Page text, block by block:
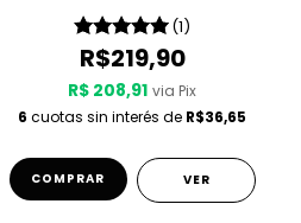
(1)
R$219,90
R$ 208,91 via Pix
6 cuotas sin interés de R$36,65
COMPRAR VER